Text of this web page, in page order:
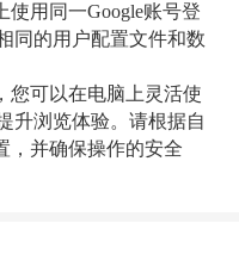
用同一Google账号登
同的用户配置文件和数
您可以在电脑上灵活使
升浏览体验。请根据自
，并确保操作的安全